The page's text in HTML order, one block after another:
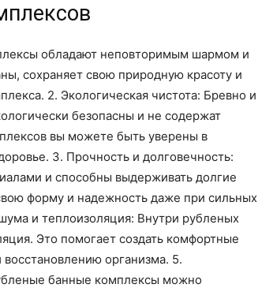
обладают неповторимым шармом и
сохраняет свою природную красоту и
2. Экологическая чистота: Бревно и
безопасны и не содержат
вы можете быть уверены в
3. Прочность и долговечность:
и способны выдерживать долгие
форму и надежность даже при сильных
и теплоизоляция: Внутри рубленых
Это помогает создать комфортные
организма. 5.
банные комплексы можно